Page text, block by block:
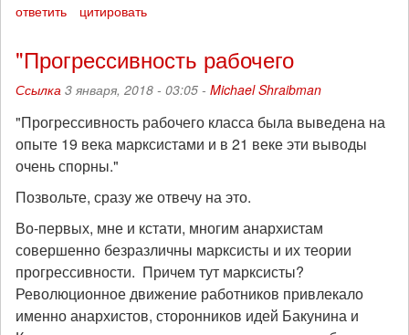
ответить цитировать
"Прогрессивность рабочего
Ссылка 3 января, 2018 - 03:05 - Michael Shraibman
"Прогрессивность рабочего класса была выведена на
опыте 19 века марксистами и в 21 веке эти выводы
очень спорны."
Позвольте, сразу же отвечу на это.
Во-первых, мне и кстати, многим анархистам
совершенно безразличны марксисты и их теории
прогрессивности. Причем тут марксисты?
Революционное движение работников привлекало
именно анархистов, сторонников идей Бакунина и